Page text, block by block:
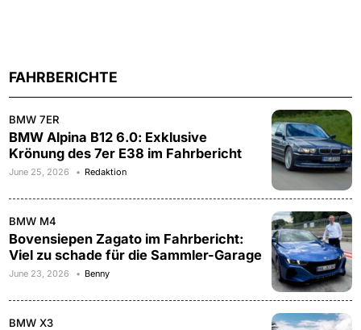
FAHRBERICHTE
BMW 7ER
BMW Alpina B12 6.0: Exklusive
Krönung des 7er E38 im Fahrbericht
June 25, 2026 Redaktion
BMW M4
Bovensiepen Zagato im Fahrbericht:
Viel zu schade für die Sammler-Garage
June 23, 2026 Benny
BMW X3